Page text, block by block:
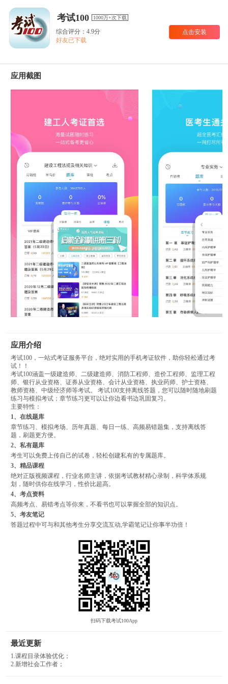
考试100 1000万+次下载
综合评分：4.9分
好友已下载
点击安装
应用截图
应用介绍
考试100，一站式考证服务平台，绝对实用的手机考证软件，助你轻松通过考
试！！
考试100涵盖一级建造师、二级建造师、消防工程师、造价工程师、监理工程
师、银行从业资格、证券从业资格、会计从业资格、执业药师、护士资格、
教师资格、中级经济师等考试。 考试100支持离线答题，您可以随时随地刷题
练习与模拟考试；章节练习更可以让你边看书边巩固复习。
主要特性：
1、在线题库
章节练习、模拟考场、历年真题、每日一练、高频易错题集，支持离线答
题，刷题更方便。
2、私有题库
考生可以免费上传自己的试卷，轻松创建私有的专属题库。
3、精品课程
绝对正版视频课程，行业名师主讲，依据考试教材精心录制，科学体系规
划，随时供你在线学习，性价比超高。
4、考点资料
高频考点、易错考点等你来，不看书也可以掌握全部的知识点。
5、考友笔记
答题过程中可与和其他考生分享交流互动,学霸笔记让你事半功倍！
扫码下载考试100App
最近更新
1.课程目录体验优化；
2.新增社会工作者；